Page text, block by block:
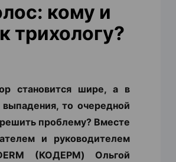
кому и
трихологу?
становится шире, а в
то очередной
проблему? Вместе
и руководителем
(КОДЕРМ) Ольгой